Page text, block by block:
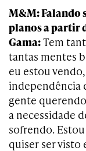
M&M: Falando
planos a partir
Gama:Tem
tantas mentes
eu estou
independência
gente
a necessidade
sofrendo.
quiser ser visto